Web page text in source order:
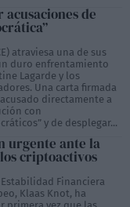
acusaciones de
atraviesa una de sus
duro enfrentamiento
Lagarde y los
Una carta firmada
directamente a
con
y de desplegar...
urgente ante la
criptoactivos
Financiera
Klaas Knot, ha